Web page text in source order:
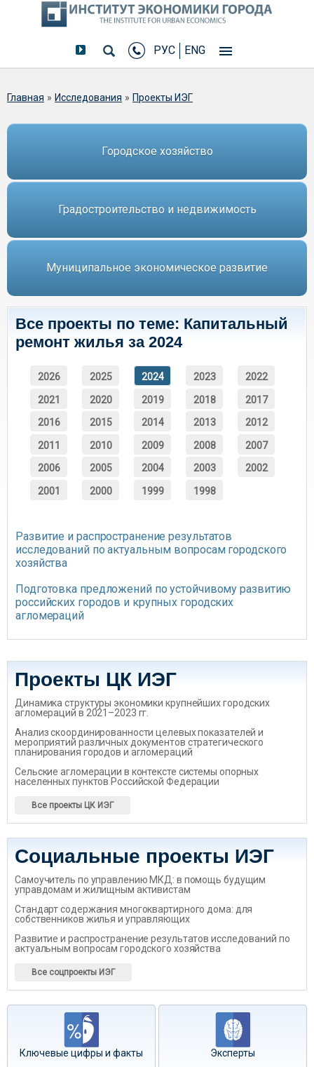
РУС ENG
Вы здесь
Главная » Исследования » Проекты ИЭГ
Городское хозяйство
Градостроительство и недвижимость
Муниципальное экономическое развитие
Все проекты по теме: Капитальный
ремонт жилья за 2024
2026 2025 2024 2023 2022
2021 2020 2019 2018 2017
2016 2015 2014 2013 2012
2011 2010 2009 2008 2007
2006 2005 2004 2003 2002
2001 2000 1999 1998
Развитие и распространение результатов
исследований по актуальным вопросам городского
хозяйства
Подготовка предложений по устойчивому развитию
российских городов и крупных городских
агломераций
Проекты ЦК ИЭГ
Динамика структуры экономики крупнейших городских
агломераций в 2021–2023 гг.
Анализ скоординированности целевых показателей и
мероприятий различных документов стратегического
планирования городов и агломераций
Сельские агломерации в контексте системы опорных
населенных пунктов Российской Федерации
Все проекты ЦК ИЭГ
Социальные проекты ИЭГ
Самоучитель по управлению МКД: в помощь будущим
управдомам и жилищным активистам
Стандарт содержания многоквартирного дома: для
собственников жилья и управляющих
Развитие и распространение результатов исследований по
актуальным вопросам городского хозяйства
Все соцпроекты ИЭГ
Ключевые цифры и факты Эксперты